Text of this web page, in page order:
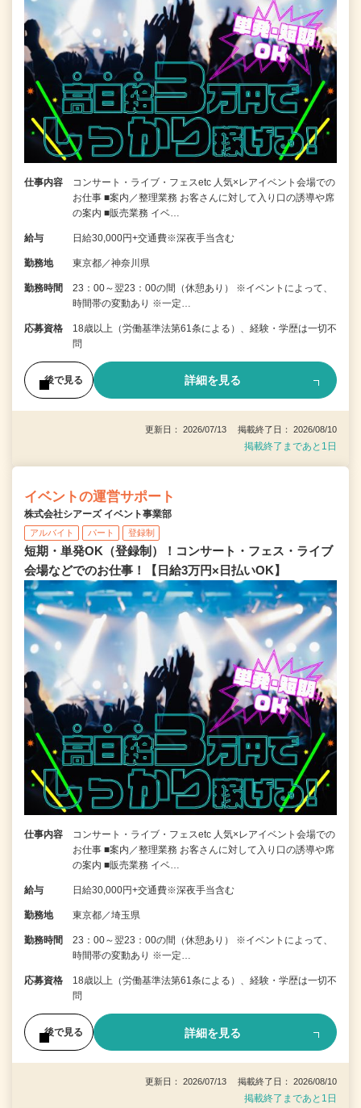
仕事内容
コンサート・ライブ・フェスetc 人気×レアイベント会場での
お仕事 ■案内／整理業務 お客さんに対して入り口の誘導や席
の案内 ■販売業務 イベ…
給与 日給30,000円+交通費※深夜手当含む
勤務地 東京都／神奈川県
勤務時間
23：00～翌23：00の間（休憩あり） ※イベントによって、
時間帯の変動あり ※一定…
応募資格
18歳以上（労働基準法第61条による）、経験・学歴は一切不
問
後で見る 詳細を見る
更新日： 2026/07/13 掲載終了日： 2026/08/10
掲載終了まであと1日
イベントの運営サポート
株式会社シアーズ イベント事業部
アルバイト パート 登録制
短期・単発OK（登録制）！コンサート・フェス・ライブ
会場などでのお仕事！【日給3万円×日払いOK】
仕事内容
コンサート・ライブ・フェスetc 人気×レアイベント会場での
お仕事 ■案内／整理業務 お客さんに対して入り口の誘導や席
の案内 ■販売業務 イベ…
給与 日給30,000円+交通費※深夜手当含む
勤務地 東京都／埼玉県
勤務時間
23：00～翌23：00の間（休憩あり） ※イベントによって、
時間帯の変動あり ※一定…
応募資格
18歳以上（労働基準法第61条による）、経験・学歴は一切不
問
後で見る 詳細を見る
更新日： 2026/07/13 掲載終了日： 2026/08/10
掲載終了まであと1日